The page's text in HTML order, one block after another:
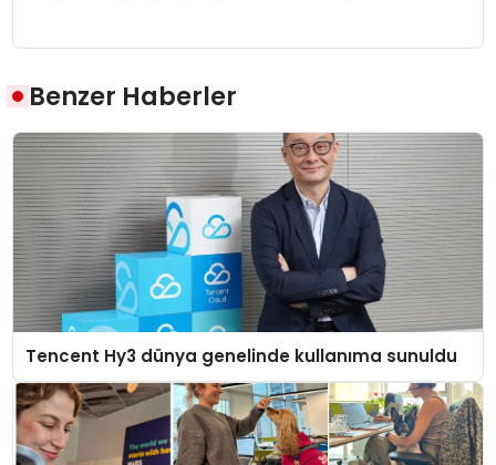
Benzer Haberler
Tencent Hy3 dünya genelinde kullanıma sunuldu